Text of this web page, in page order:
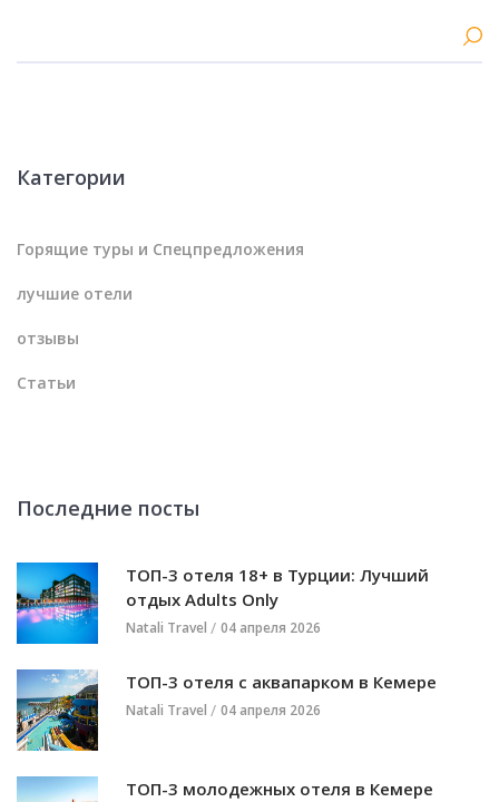
Категории
Горящие туры и Спецпредложения
лучшие отели
отзывы
Статьи
Последние посты
ТОП-3 отеля 18+ в Турции: Лучший
отдых Adults Only
Natali Travel 04 апреля 2026
ТОП-3 отеля с аквапарком в Кемере
Natali Travel 04 апреля 2026
ТОП-3 молодежных отеля в Кемере